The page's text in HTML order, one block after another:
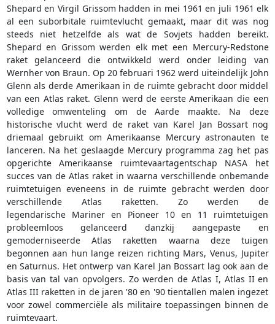
Shepard en Virgil Grissom hadden in mei 1961 en juli 1961 elk
al een suborbitale ruimtevlucht gemaakt, maar dit was nog
steeds niet hetzelfde als wat de Sovjets hadden bereikt.
Shepard en Grissom werden elk met een Mercury-Redstone
raket gelanceerd die ontwikkeld werd onder leiding van
Wernher von Braun. Op 20 februari 1962 werd uiteindelijk John
Glenn als derde Amerikaan in de ruimte gebracht door middel
van een Atlas raket. Glenn werd de eerste Amerikaan die een
volledige omwenteling om de Aarde maakte. Na deze
historische vlucht werd de raket van Karel Jan Bossart nog
driemaal gebruikt om Amerikaanse Mercury astronauten te
lanceren. Na het geslaagde Mercury programma zag het pas
opgerichte Amerikaanse ruimtevaartagentschap NASA het
succes van de Atlas raket in waarna verschillende onbemande
ruimtetuigen eveneens in de ruimte gebracht werden door
verschillende Atlas raketten. Zo werden de
legendarische Mariner en Pioneer 10 en 11 ruimtetuigen
probleemloos gelanceerd danzkij aangepaste en
gemoderniseerde Atlas raketten waarna deze tuigen
begonnen aan hun lange reizen richting Mars, Venus, Jupiter
en Saturnus. Het ontwerp van Karel Jan Bossart lag ook aan de
basis van tal van opvolgers. Zo werden de Atlas I, Atlas II en
Atlas III raketten in de jaren '80 en '90 tientallen malen ingezet
voor zowel commerciële als militaire toepassingen binnen de
ruimtevaart.